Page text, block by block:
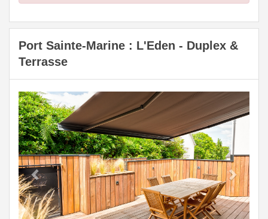
Port Sainte-Marine : L'Eden - Duplex &
Terrasse
Previous Next